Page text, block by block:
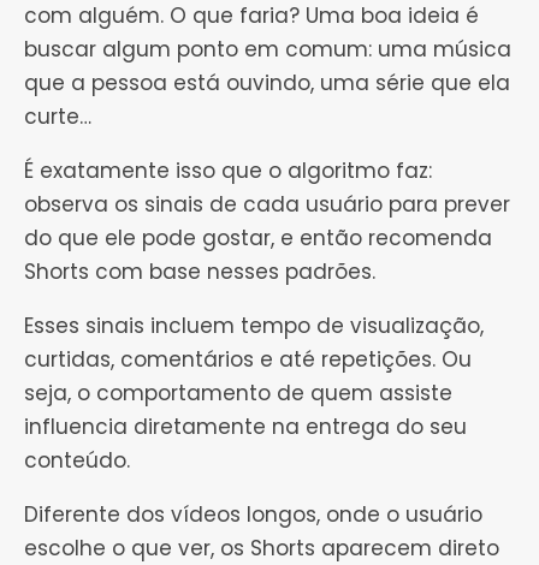
com alguém. O que faria? Uma boa ideia é
buscar algum ponto em comum: uma música
que a pessoa está ouvindo, uma série que ela
curte…
É exatamente isso que o algoritmo faz:
observa os sinais de cada usuário para prever
do que ele pode gostar, e então recomenda
Shorts com base nesses padrões.
Esses sinais incluem tempo de visualização,
curtidas, comentários e até repetições. Ou
seja, o comportamento de quem assiste
influencia diretamente na entrega do seu
conteúdo.
Diferente dos vídeos longos, onde o usuário
escolhe o que ver, os Shorts aparecem direto